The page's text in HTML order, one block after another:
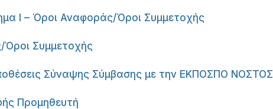
I – Όροι Αναφοράς/Όροι Συμμετοχής
Συμμετοχής
Σύναψης Σύμβασης με την ΕΚΠΟΣΠΟ ΝΟΣΤΟΣ
Προμηθευτή